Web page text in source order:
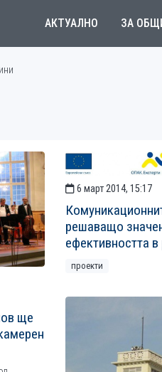
АКТУАЛНО ЗА
ще
6 март 2014, 15:17
решаващо
ефективността в
проекти